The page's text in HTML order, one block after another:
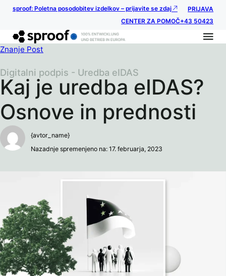
sproof: Poletna posodobitev izdelkov – prijavite se zdaj
PRIJAVA
CENTER ZA POMOČ+43 50423
Znanje Post
Kaj je uredba eIDAS?
Osnove in prednosti
Digitalni podpis - Uredba eIDAS
{avtor_name}
Nazadnje spremenjeno na: 17. februarja, 2023